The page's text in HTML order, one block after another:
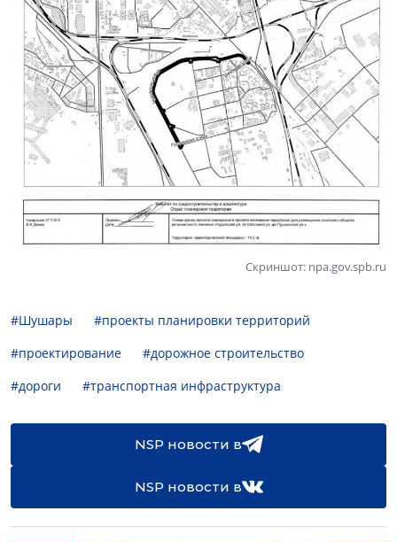
Скриншот: npa.gov.spb.ru
#Шушары
#проекты планировки территорий
#проектирование
#дорожное строительство
#дороги
#транспортная инфраструктура
NSP новости в
NSP новости в